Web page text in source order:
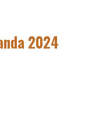
2024